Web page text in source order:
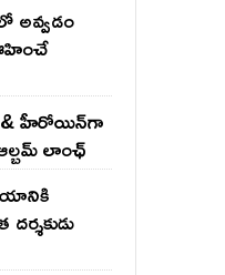
అవ్వడం
& హీరోయిన్‌గా
లాంఛ్